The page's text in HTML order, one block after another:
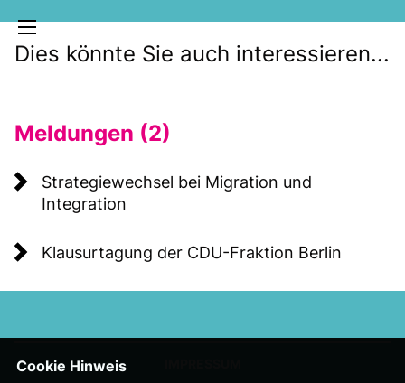
MELDUNGEN
KLARTEXT
Dies könnte Sie auch interessieren...
Meldungen (2)
Strategiewechsel bei Migration und
Integration
Klausurtagung der CDU-Fraktion Berlin
Cookie Hinweis